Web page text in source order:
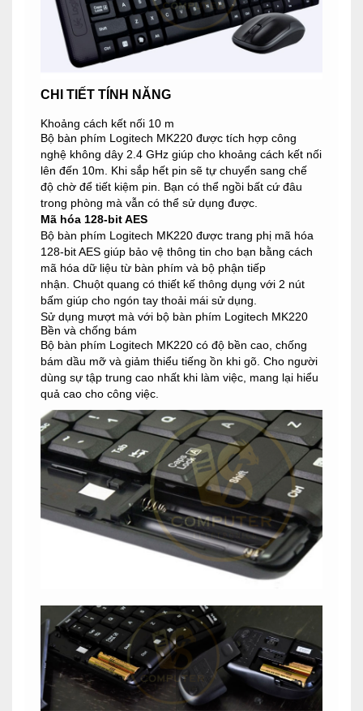
CHI TIẾT TÍNH NĂNG
Khoảng cách kết nối 10 m
Bộ bàn phím Logitech MK220 được tích hợp công
nghệ không dây 2.4 GHz giúp cho khoảng cách kết nối
lên đến 10m. Khi sắp hết pin sẽ tự chuyển sang chế
độ chờ để tiết kiệm pin. Bạn có thể ngồi bất cứ đâu
trong phòng mà vẫn có thể sử dụng được.
Mã hóa 128-bit AES
Bộ bàn phím Logitech MK220 được trang phị mã hóa
128-bit AES giúp bảo vệ thông tin cho bạn bằng cách
mã hóa dữ liệu từ bàn phím và bộ phận tiếp
nhận. Chuột quang có thiết kế thông dụng với 2 nút
bấm giúp cho ngón tay thoải mái sử dụng.
Sử dụng mượt mà với bộ bàn phím Logitech MK220
Bền và chống bám
Bộ bàn phím Logitech MK220 có độ bền cao, chống
bám dầu mỡ và giảm thiểu tiếng ồn khi gõ. Cho người
dùng sự tập trung cao nhất khi làm việc, mang lại hiểu
quả cao cho công việc.